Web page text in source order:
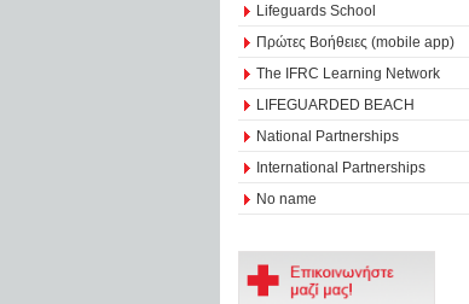
Lifeguards School
Πρώτες Βοήθειες (mobile app)
The IFRC Learning Network
LIFEGUARDED BEACH
National Partnerships
International Partnerships
No name